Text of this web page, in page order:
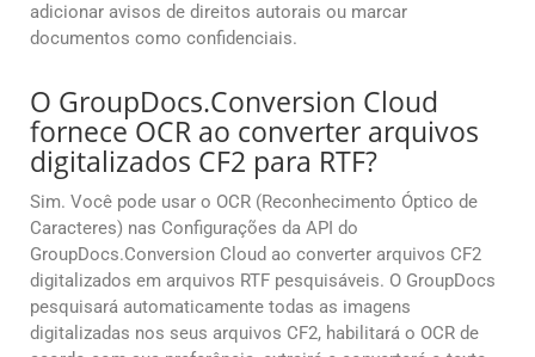
adicionar avisos de direitos autorais ou marcar
documentos como confidenciais.
O GroupDocs.Conversion Cloud
fornece OCR ao converter arquivos
digitalizados CF2 para RTF?
Sim. Você pode usar o OCR (Reconhecimento Óptico de
Caracteres) nas Configurações da API do
GroupDocs.Conversion Cloud ao converter arquivos CF2
digitalizados em arquivos RTF pesquisáveis. O GroupDocs
pesquisará automaticamente todas as imagens
digitalizadas nos seus arquivos CF2, habilitará o OCR de